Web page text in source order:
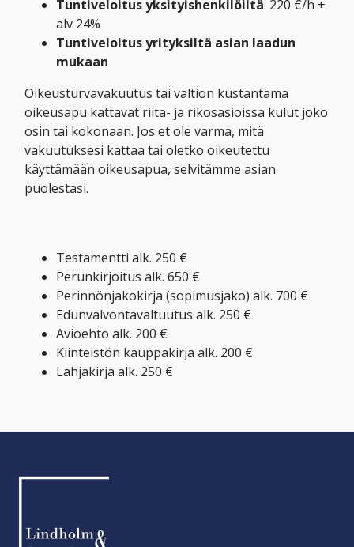
Tuntiveloitus yksityishenkilöiltä: 220 €/h +
alv 24%
Tuntiveloitus yrityksiltä asian laadun
mukaan
Oikeusturvavakuutus tai valtion kustantama
oikeusapu kattavat riita- ja rikosasioissa kulut joko
osin tai kokonaan. Jos et ole varma, mitä
vakuutuksesi kattaa tai oletko oikeutettu
käyttämään oikeusapua, selvitämme asian
puolestasi.
Testamentti alk. 250 €
Perunkirjoitus alk. 650 €
Perinnönjakokirja (sopimusjako) alk. 700 €
Edunvalvontavaltuutus alk. 250 €
Avioehto alk. 200 €
Kiinteistön kauppakirja alk. 200 €
Lahjakirja alk. 250 €